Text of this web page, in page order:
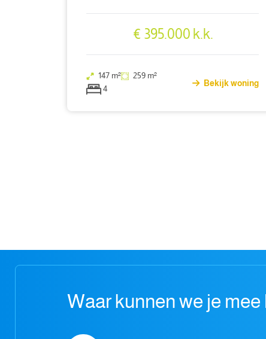
€ 395.000 k.k.
147 m²
259 m²
4
Bekijk woning
Waar kunnen we je mee